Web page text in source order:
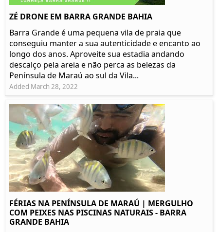
ZÉ DRONE EM BARRA GRANDE BAHIA
Barra Grande é uma pequena vila de praia que
conseguiu manter a sua autenticidade e encanto ao
longo dos anos. Aproveite sua estadia andando
descalço pela areia e não perca as belezas da
Península de Maraú ao sul da Vila...
Added March 28, 2022
FÉRIAS NA PENÍNSULA DE MARAÚ | MERGULHO
COM PEIXES NAS PISCINAS NATURAIS - BARRA
GRANDE BAHIA